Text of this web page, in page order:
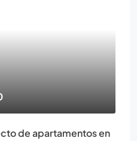
de apartamentos en